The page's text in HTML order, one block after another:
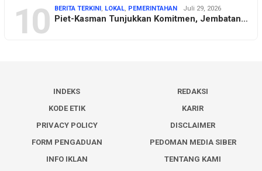
10 BERITA TERKINI , LOKAL, PEMERINTAHAN Juli 29, 2026
Piet-Kasman Tunjukkan Komitmen, Jembatan…
INDEKS
REDAKSI
KODE ETIK
KARIR
PRIVACY POLICY
DISCLAIMER
FORM PENGADUAN
PEDOMAN MEDIA SIBER
INFO IKLAN
TENTANG KAMI